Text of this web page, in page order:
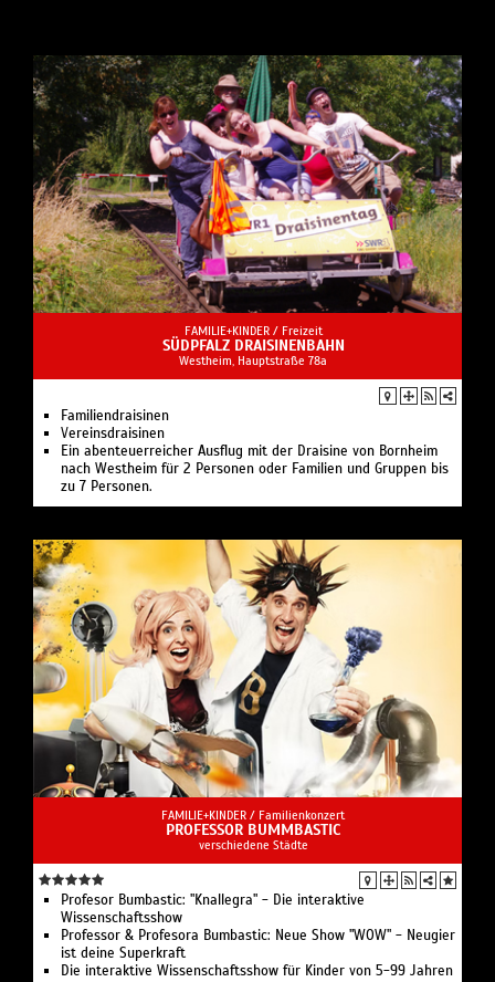
FAMILIE+KINDER / Freizeit
SÜDPFALZ DRAISINENBAHN
Westheim, Hauptstraße 78a
Familiendraisinen
Vereinsdraisinen
Ein abenteuerreicher Ausflug mit der Draisine von Bornheim
nach Westheim für 2 Personen oder Familien und Gruppen bis
zu 7 Personen.
FAMILIE+KINDER / Familienkonzert
PROFESSOR BUMMBASTIC
verschiedene Städte
Profesor Bumbastic: "Knallegra" - Die interaktive
Wissenschaftsshow
Professor & Profesora Bumbastic: Neue Show "WOW" - Neugier
ist deine Superkraft
Die interaktive Wissenschaftsshow für Kinder von 5-99 Jahren